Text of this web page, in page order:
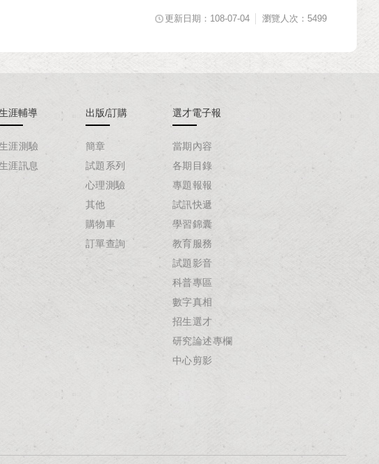
更新日期：108-07-04 瀏覽人次：5499
涯輔導
涯測驗
涯訊息
出版/訂購
簡章
試題系列
心理測驗
其他
購物車
訂單查詢
選才電子報
當期內容
各期目錄
專題報報
試訊快遞
學習錦囊
教育服務
試題影音
科普專區
數字真相
招生選才
研究論述專欄
中心剪影